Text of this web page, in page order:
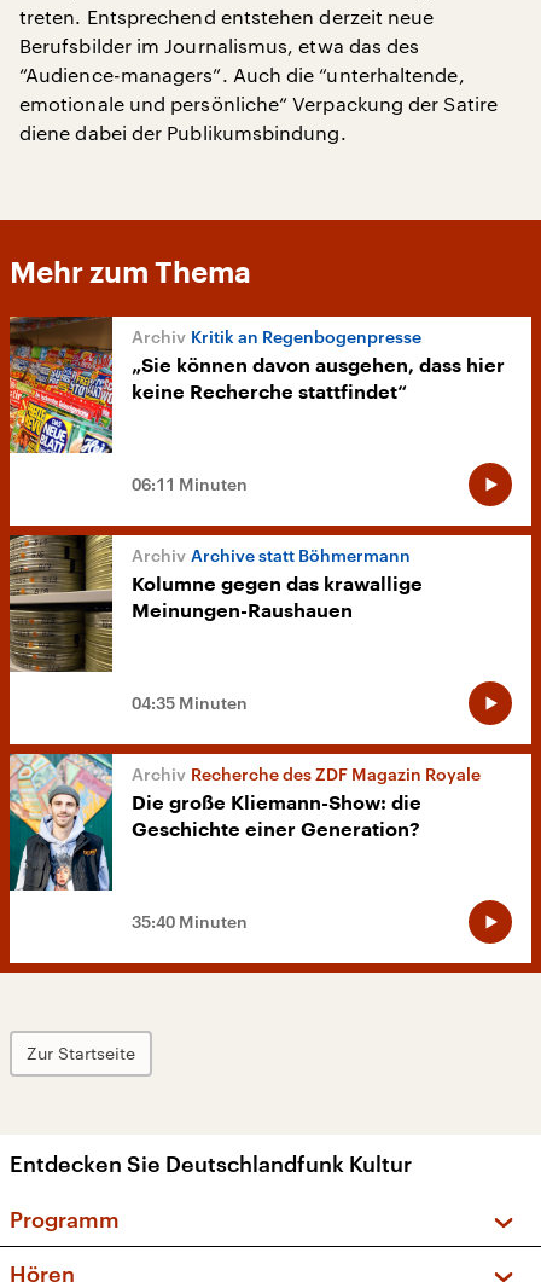
treten. Entsprechend entstehen derzeit neue
Berufsbilder im Journalismus, etwa das des
“Audience-managers”. Auch die “unterhaltende,
emotionale und persönliche“ Verpackung der Satire
diene dabei der Publikumsbindung.
Mehr zum Thema
Kritik an Regenbogenpresse
„Sie können davon ausgehen, dass hier
keine Recherche stattfindet“
06:11 Minuten
Archive statt Böhmermann
Kolumne gegen das krawallige
Meinungen-Raushauen
04:35 Minuten
Recherche des ZDF Magazin Royale
Die große Kliemann-Show: die
Geschichte einer Generation?
35:40 Minuten
Zur Startseite
Entdecken Sie Deutschlandfunk Kultur
Programm
Hören